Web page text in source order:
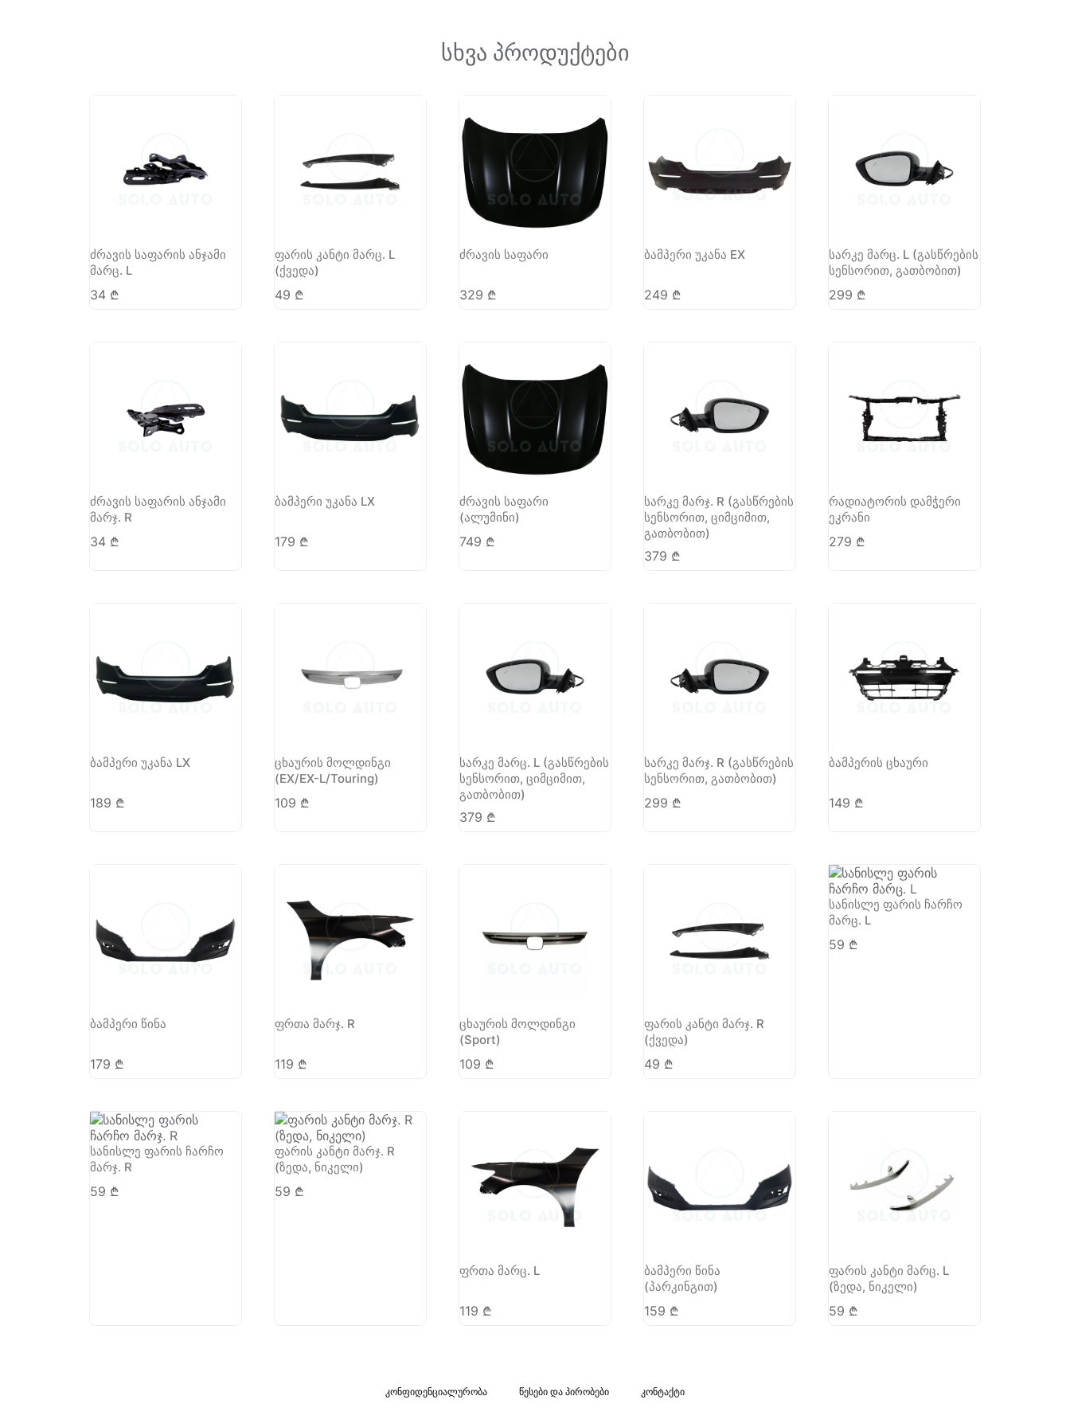
სხვა პროდუქტები
ძრავის საფარის ანჯამი
მარც. L
34 ₾
ფარის კანტი მარც. L
(ქვედა)
49 ₾
ძრავის საფარი
329 ₾
ბამპერი უკანა EX
249 ₾
სარკე მარც. L (გასწრების
სენსორით, გათბობით)
299 ₾
ძრავის საფარის ანჯამი
მარჯ. R
34 ₾
ბამპერი უკანა LX
179 ₾
ძრავის საფარი
(ალუმინი)
749 ₾
სარკე მარჯ. R (გასწრების
სენსორით, ციმციმით,
გათბობით)
379 ₾
რადიატორის დამჭერი
ეკრანი
279 ₾
ბამპერი უკანა LX
189 ₾
ცხაურის მოლდინგი
(EX/EX-L/Touring)
109 ₾
სარკე მარც. L (გასწრების
სენსორით, ციმციმით,
გათბობით)
379 ₾
სარკე მარჯ. R (გასწრების
სენსორით, გათბობით)
299 ₾
ბამპერის ცხაური
149 ₾
ბამპერი წინა
179 ₾
ფრთა მარჯ. R
119 ₾
ცხაურის მოლდინგი
(Sport)
109 ₾
ფარის კანტი მარჯ. R
(ქვედა)
49 ₾
სანისლე ფარის ჩარჩო
მარც. L
59 ₾
სანისლე ფარის ჩარჩო
მარჯ. R
59 ₾
ფარის კანტი მარჯ. R
(ზედა, ნიკელი)
59 ₾
ფრთა მარც. L
119 ₾
ბამპერი წინა
(პარკინგით)
159 ₾
ფარის კანტი მარც. L
(ზედა, ნიკელი)
59 ₾
კონფიდენციალურობა წესები და პირობები კონტაქტი